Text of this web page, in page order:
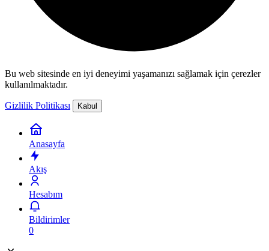
Bu web sitesinde en iyi deneyimi yaşamanızı sağlamak için çerezler
kullanılmaktadır.
Gizlilik Politikası Kabul
Anasayfa
Akış
Hesabım
Bildirimler
0